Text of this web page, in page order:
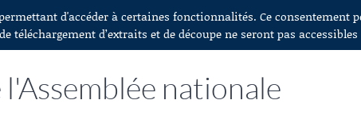
d'accéder à certaines fonctionnalités. Ce consentement
téléchargement d’extraits et de découpe ne seront pas accessibles
nationale